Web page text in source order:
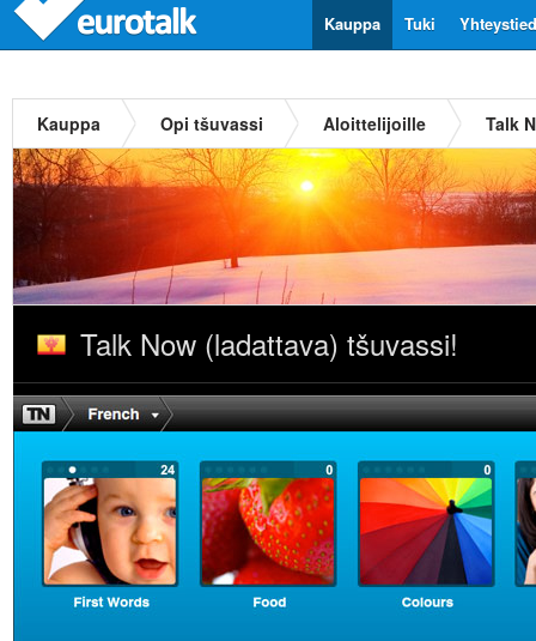
Tuki
Kauppa
Kauppa Opi tšuvassi Aloittelijoille Talk
Talk Now (ladattava) tšuvassi!